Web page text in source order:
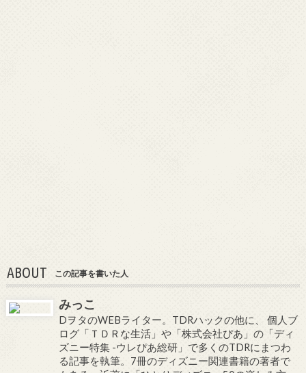
ABOUT この記事を書いた人
みっこ
DヲタのWEBライター。TDRハックの他に、 個人ブ
ログ「ＴＤＲな生活」や「株式会社ぴあ」の「ディ
ズニー特集 -ウレぴあ総研」で多くのTDRにまつわ
る記事を執筆。7冊のディズニー関連書籍の著者で